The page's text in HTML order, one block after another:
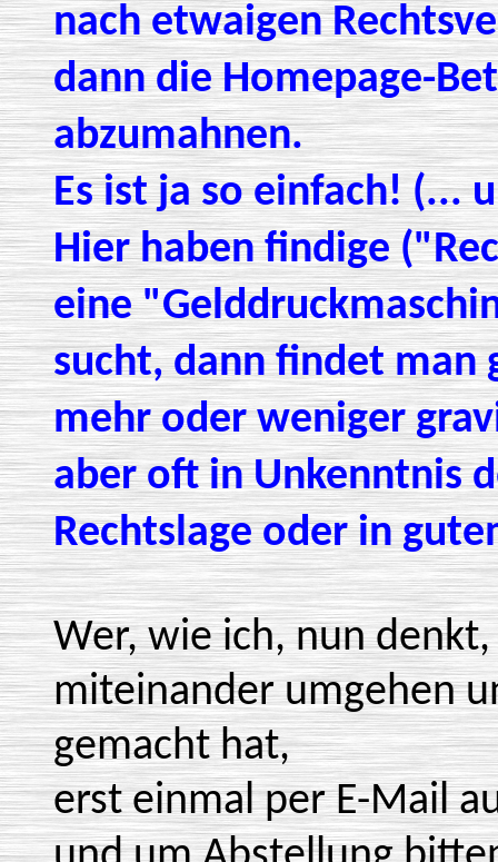
nach etwaigen
dann die Homepage-
abzumahnen.
Es ist ja so einfach! (...
Hier haben findige
eine
sucht, dann findet man
mehr oder weniger
aber oft in Unkenntnis
Rechtslage oder in
Wer, wie ich, nun
miteinander umgehen
gemacht hat,
erst einmal per E-Mail